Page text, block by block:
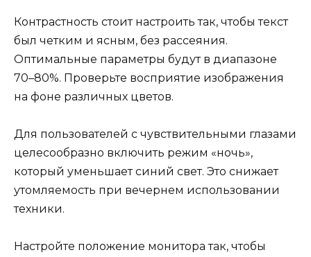
Контрастность стоит настроить так, чтобы текст
был четким и ясным, без рассеяния.
Оптимальные параметры будут в диапазоне
70–80%. Проверьте восприятие изображения
на фоне различных цветов.
Для пользователей с чувствительными глазами
целесообразно включить режим «ночь»,
который уменьшает синий свет. Это снижает
утомляемость при вечернем использовании
техники.
Настройте положение монитора так, чтобы